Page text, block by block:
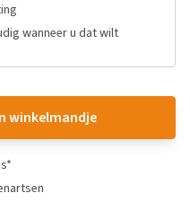
wanneer u dat wilt
winkelmandje